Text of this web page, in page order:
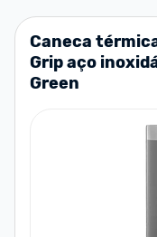
Caneca
Grip aço
Green